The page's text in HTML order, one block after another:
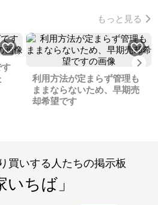
もっと見る
利用方法が定まらず管理も
ままならないため、早期売
却希望です
買いする人たちの掲示板
いちば」